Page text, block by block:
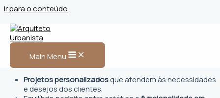
Ir para o conteúdo
Main Menu
Arquiteto Urbanista em
Ourolândia, BA
Projetos personalizadosque atendem às necessidades
e desejos dos clientes.